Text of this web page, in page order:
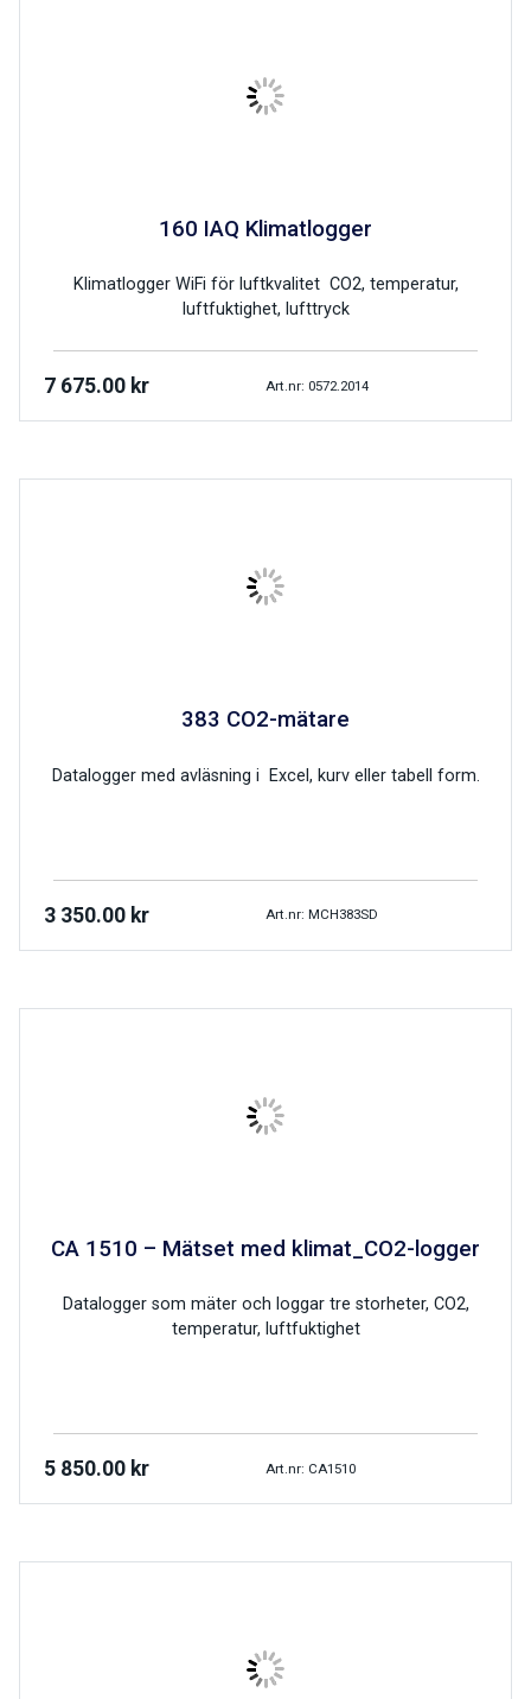
160 IAQ Klimatlogger
Klimatlogger WiFi för luftkvalitet CO2, temperatur,
luftfuktighet, lufttryck
7 675.00 kr Art.nr: 0572.2014
383 CO2-mätare
Datalogger med avläsning i Excel, kurv eller tabell form.
3 350.00 kr Art.nr: MCH383SD
CA 1510 – Mätset med klimat_CO2-logger
Datalogger som mäter och loggar tre storheter, CO2,
temperatur, luftfuktighet
5 850.00 kr Art.nr: CA1510